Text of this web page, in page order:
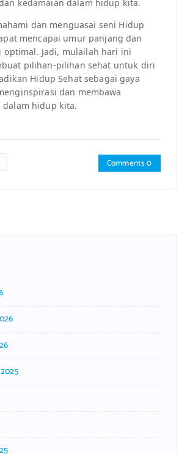
kedamaian dalam hidup kita.
dan menguasai seni Hidup
mencapai umur panjang dan
optimal. Jadi, mulailah hari ini
pilihan-pilihan sehat untuk diri
Hidup Sehat sebagai gaya
dan membawa
dalam hidup kita.
Comments 0